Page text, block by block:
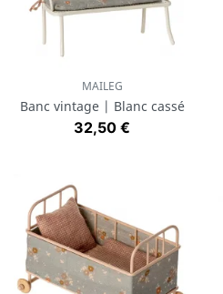
MAILEG
Banc vintage | Blanc cassé
Prix
32,50 €